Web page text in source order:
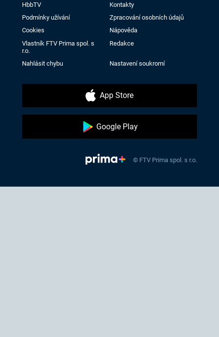
HbbTV
Kontakty
Podmínky užívání
Zpracování osobních údajů
Cookies
Nápověda
Vlastník FTV Prima spol. s
r.o.
Redakce
Nahlásit chybu Nastavení soukromí
App Store
Google Play
© FTV Prima spol. s r.o.